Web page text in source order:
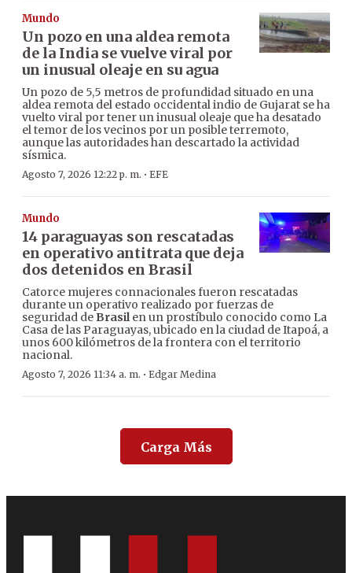
Mundo
Un pozo en una aldea remota
de la India se vuelve viral por
un inusual oleaje en su agua
Un pozo de 5,5 metros de profundidad situado en una
aldea remota del estado occidental indio de Gujarat se ha
vuelto viral por tener un inusual oleaje que ha desatado
el temor de los vecinos por un posible terremoto,
aunque las autoridades han descartado la actividad
sísmica.
Agosto 7, 2026 12:22 p. m. · EFE
Mundo
14 paraguayas son rescatadas
en operativo antitrata que deja
dos detenidos en Brasil
Catorce mujeres connacionales fueron rescatadas
durante un operativo realizado por fuerzas de
seguridad de Brasilen un prostíbulo conocido como La
Casa de las Paraguayas, ubicado en la ciudad de Itapoá, a
unos 600 kilómetros de la frontera con el territorio
nacional.
Agosto 7, 2026 11:34 a. m. · Edgar Medina
Carga Más